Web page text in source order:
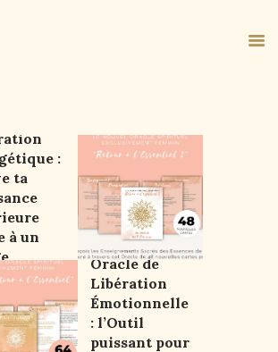
:
ta
à un
Oracle de
Libération
Émotionnelle
: l’Outil
puissant pour